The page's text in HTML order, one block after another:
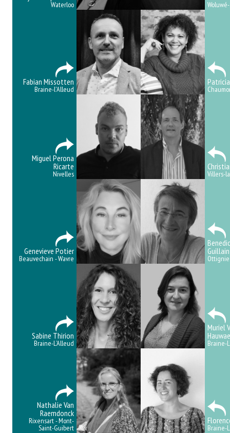
Waterloo
Fabian Missotten
Braine-l'Alleud
Miguel Perona
Ricarte
Nivelles Villers-
Genevieve Potier
Beauvechain - Wavre
Guillain
Sabine Thirion
Braine-L’Alleud
Muriel
Braine-
Nathalie Van
Raemdonck
Rixensart - Mont-
Saint-Guibert Braine-